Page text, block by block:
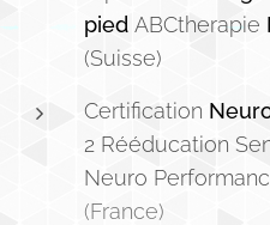
pied ABCtherapie
(Suisse)
Certification
2 Rééducation
Neuro
(France)